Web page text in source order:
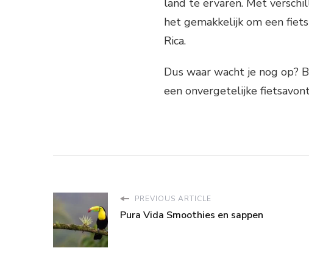
land te ervaren. Met
het gemakkelijk om een
Rica.
Dus waar wacht je nog op?
een onvergetelijke
PREVIOUS ARTICLE
Pura Vida Smoothies en sappen